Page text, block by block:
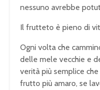
nessuno avrebbe
Il frutteto è pieno di
Ogni volta che
delle mele vecchie e
verità più semplice
frutto più amaro, se